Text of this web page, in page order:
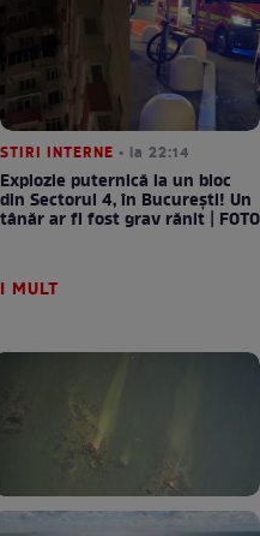
STIRI INTERNE • la 22:14
Explozie puternică la un bloc
din Sectorul 4, în București! Un
tânăr ar fi fost grav rănit | FOTO
MULT